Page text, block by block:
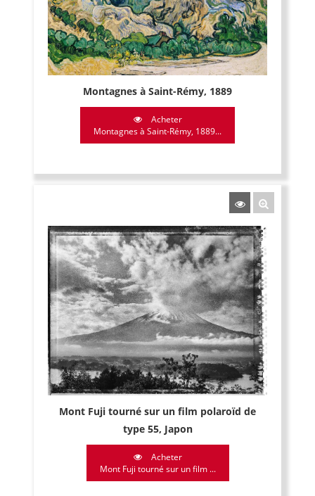
Montagnes à Saint-Rémy, 1889
Acheter
Montagnes à Saint-Rémy, 1889...
Mont Fuji tourné sur un film polaroïd de
type 55, Japon
Acheter
Mont Fuji tourné sur un film ...